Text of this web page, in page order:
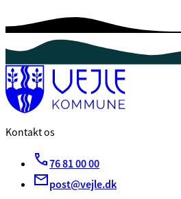
Kontakt os
76 81 00 00
post@vejle.dk